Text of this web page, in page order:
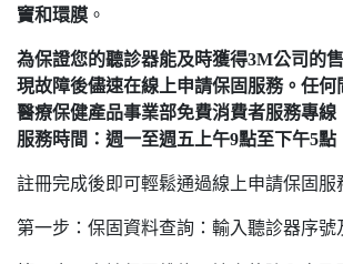
竇和環膜 。
為保證您的聽診器能及時獲得3M公司的
現故障後儘速在線上申請保固服務。任何
醫療保健產品事業部免費消費者服務專線
服務時間：週一至週五上午9點至下午5點
註冊完成後即可輕鬆通過線上申請保固服
第一步：保固資料查詢：輸入聽診器序號